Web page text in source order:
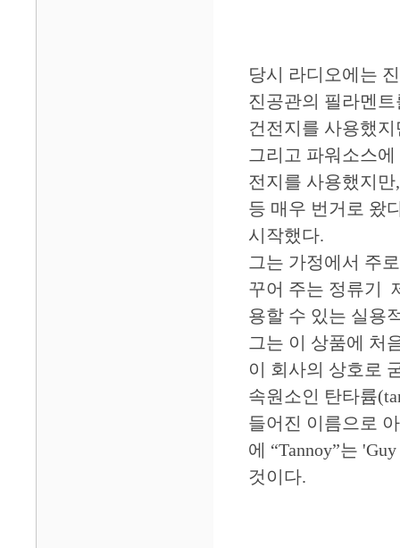
당시 라디오에는
진공관의 필라멘
건전지를 사용했
그리고 파워소스
전지를 사용했지
등 매우 번거로 왔
시작했다.
그는 가정에서 주
꾸어 주는 정류기
용할 수 있는 실용
그는 이 상품에 처
이 회사의 상호로
속원소인 탄타륨
들어진 이름으로
에 “Tannoy”는
것이다.